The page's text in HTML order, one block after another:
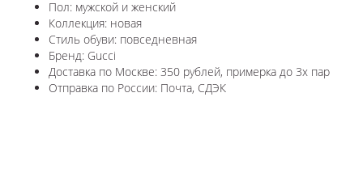
Пол: мужской и женский
Коллекция: новая
Стиль обуви: повседневная
Бренд: Gucci
Доставка по Москве: 350 рублей, примерка до 3х пар
Отправка по России: Почта, СДЭК